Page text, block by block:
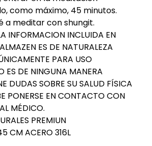
como máximo, 45 minutos.
a meditar con shungit.
INFORMACION INCLUIDA EN
ES DE NATURALEZA
PARA USO
ES DE NINGUNA MANERA
DUDAS SOBRE SU SALUD FÍSICA
PONERSE EN CONTACTO CON
MÉDICO.
PREMIUN
CM ACERO 316L